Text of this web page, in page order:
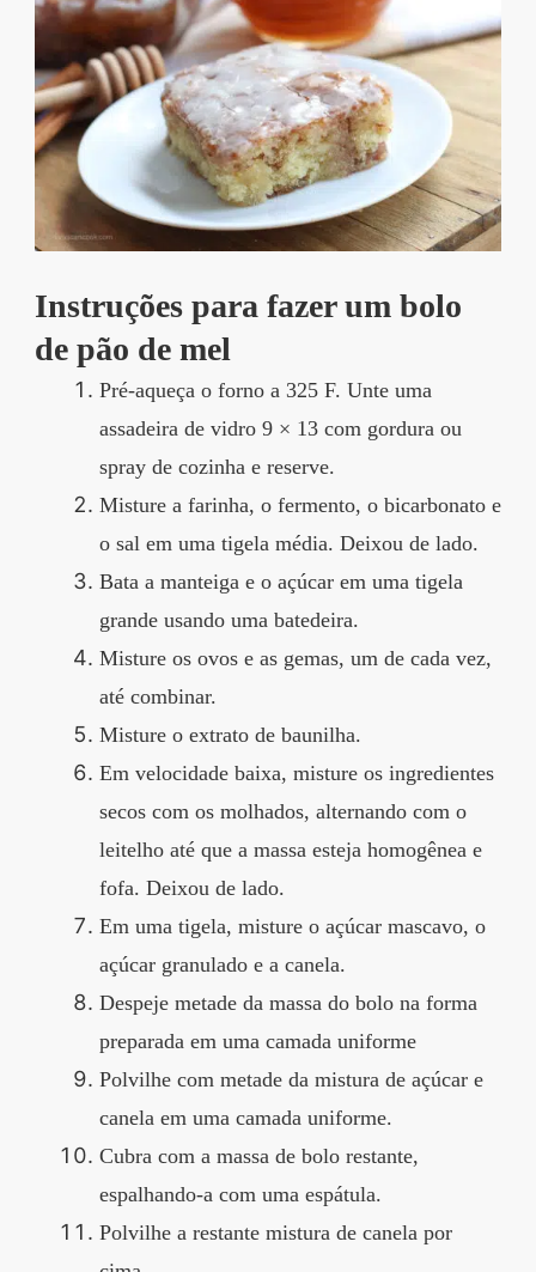
Instruções para fazer um bolo
de pão de mel
Pré-aqueça o forno a 325 F. Unte uma
assadeira de vidro 9 × 13 com gordura ou
spray de cozinha e reserve.
Misture a farinha, o fermento, o bicarbonato e
o sal em uma tigela média. Deixou de lado.
Bata a manteiga e o açúcar em uma tigela
grande usando uma batedeira.
Misture os ovos e as gemas, um de cada vez,
até combinar.
Misture o extrato de baunilha.
Em velocidade baixa, misture os ingredientes
secos com os molhados, alternando com o
leitelho até que a massa esteja homogênea e
fofa. Deixou de lado.
Em uma tigela, misture o açúcar mascavo, o
açúcar granulado e a canela.
Despeje metade da massa do bolo na forma
preparada em uma camada uniforme
Polvilhe com metade da mistura de açúcar e
canela em uma camada uniforme.
Cubra com a massa de bolo restante,
espalhando-a com uma espátula.
Polvilhe a restante mistura de canela por